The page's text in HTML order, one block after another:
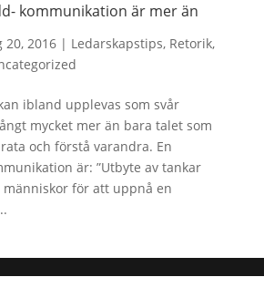
kommunikation är mer än
20, 2016| Ledarskapstips, Retorik,
ibland upplevas som svår
mycket mer än bara talet som
och förstå varandra. En
är: ”Utbyte av tankar
för att uppnå en